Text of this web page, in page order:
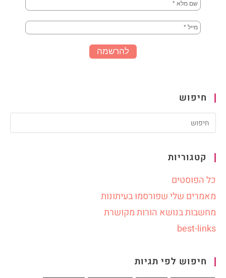
חיפוש
קטגוריות
כל הפוסטים
מאמרים שלי שפורסמו בעיתונות
מחשבות בנושא הורות מקושרת
best-links
חיפוש לפי תגיות